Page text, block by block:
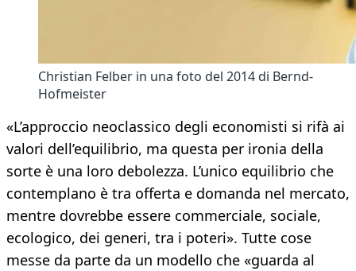
Christian Felber in una foto del 2014 di Bernd-
Hofmeister
«L’approccio neoclassico degli economisti si rifà ai
valori dell’equilibrio, ma questa per ironia della
sorte è una loro debolezza. L’unico equilibrio che
contemplano è tra offerta e domanda nel mercato,
mentre dovrebbe essere commerciale, sociale,
ecologico, dei generi, tra i poteri». Tutte cose
messe da parte da un modello che «guarda al